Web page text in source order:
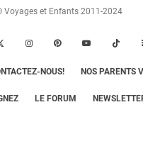
Voyages et Enfants 2011-2024
NOUS! NOS PARENTS
LE FORUM